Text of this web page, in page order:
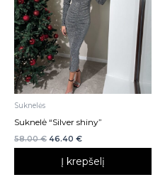
Suknelės
Suknelė “Silver shiny”
58.00€ 46.40 €
Į krepšelį